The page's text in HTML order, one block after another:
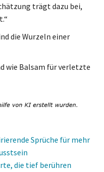
trägt dazu bei,
die Wurzeln einer
wie Balsam für verletzte
Sprüche für mehr
die tief berühren